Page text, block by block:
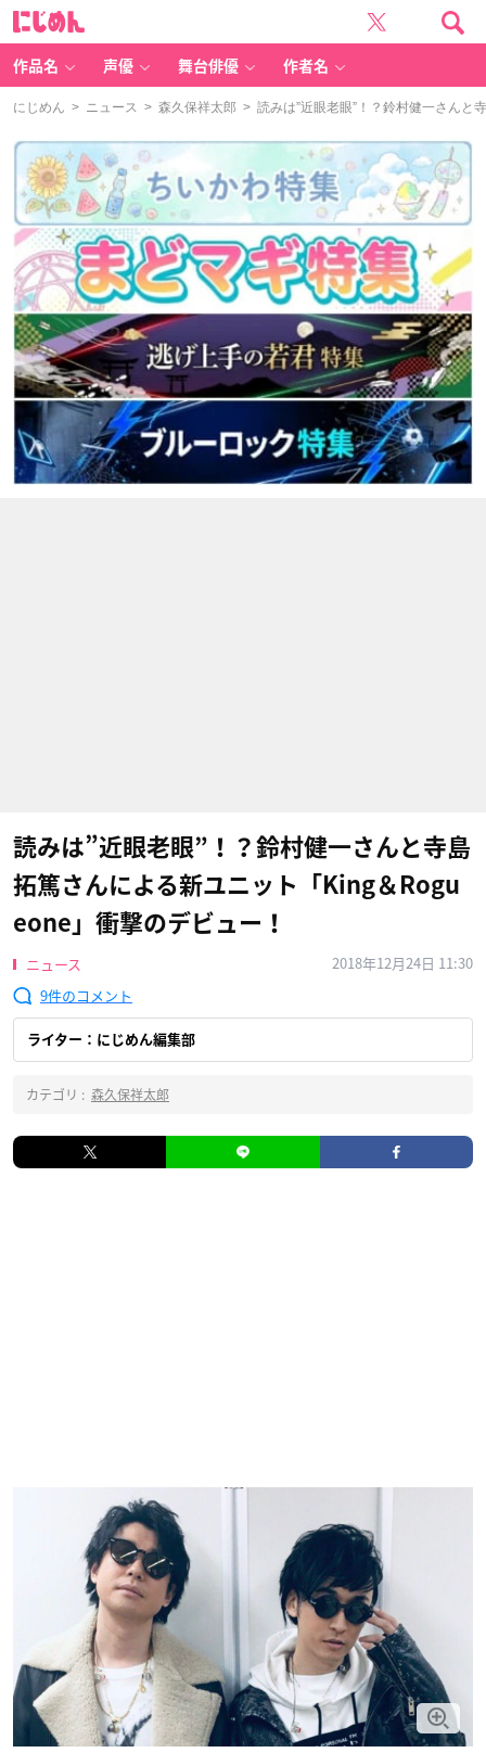
作品名 声優 舞台俳優 作者名
にじめん > ニュース > 森久保祥太郎 > 読みは”近眼老眼”！？鈴村健一さんと
読みは”近眼老眼”！？鈴村健一さんと寺島
拓篤さんによる新ユニット「King＆Rogu
eone」衝撃のデビュー！
ニュース
2018年12月24日 11:30
9
ライター：にじめん編集部
カテゴリ : 森久保祥太郎